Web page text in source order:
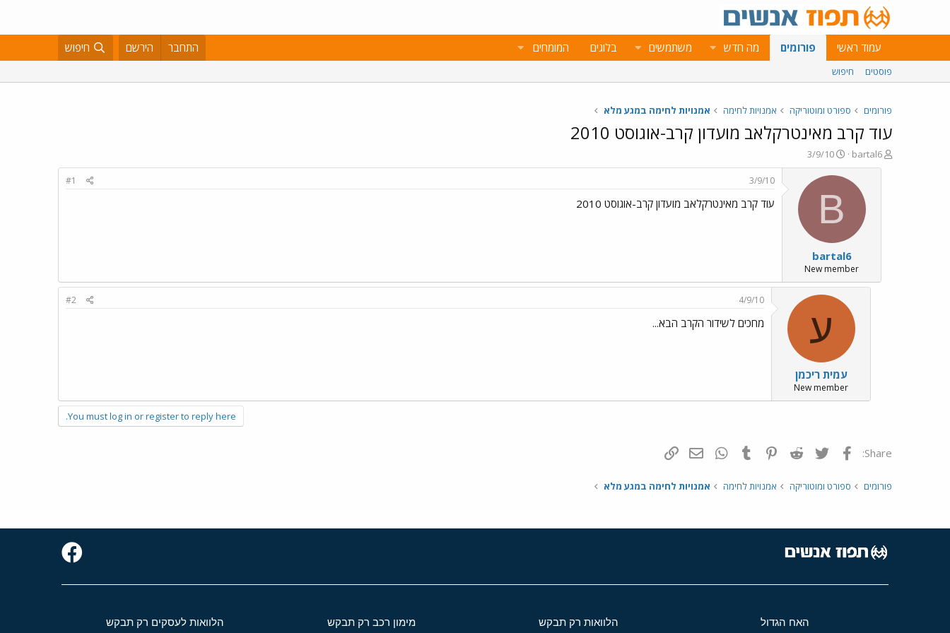
עמוד ראשי פורומים מה חדש משתמשים בלוגים המומחים התחבר הירשם חיפוש
פוסטים חיפוש
פורומים ספורט ומוטוריקה אמנויות לחימה אמנויות לחימה במגע מלא
עוד קרב מאינטרקלאב מועדון קרב-אוגוסט 2010
פ
ו
bartal6
פ
ו
ר
ם
ב
א
ר
י
ך
3/9/10
B
bartal6
New member
3/9/10
#1
עוד קרב מאינטרקלאב מועדון קרב-אוגוסט 2010
ע
עמית ריכמן
New member
4/9/10
#2
מחכים לשידור הקרב הבא...
You must log in or register to reply here.
Share: פייסבוק Twitter
Reddit
Pinterest
Tumblr
WhatsAppדואר אלקטרוני
פורומים ספורט ומוטוריקה אמנויות לחימה אמנויות לחימה במגע מלא
האח הגדול הלוואות רק תבקש מימון רכב רק תבקש הלוואות לעסקים רק תבקש